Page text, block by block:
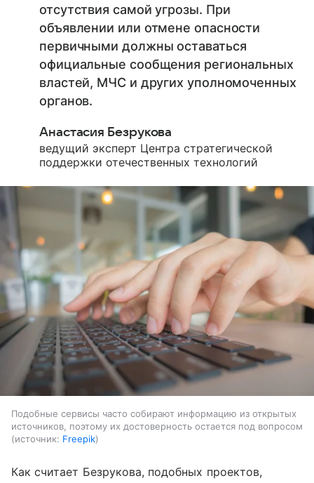
отсутствия самой угрозы. При
объявлении или отмене опасности
первичными должны оставаться
официальные сообщения региональных
властей, МЧС и других уполномоченных
органов.
Анастасия Безрукова
ведущий эксперт Центра стратегической
поддержки отечественных технологий
Подобные сервисы часто собирают информацию из открытых
источников, поэтому их достоверность остается под вопросом
источник: Freepik
Как считает Безрукова, подобных проектов,